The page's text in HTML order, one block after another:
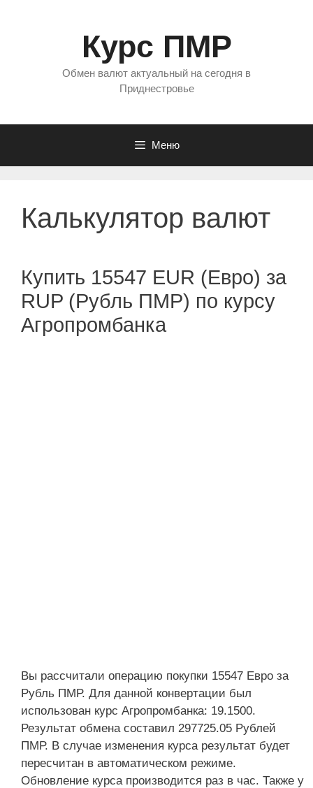
Курс ПМР
Обмен валют актуальный на сегодня в
Приднестровье
Меню
Калькулятор валют
Купить 15547 EUR (Евро) за
RUP (Рубль ПМР) по курсу
Агропромбанка
Вы рассчитали операцию покупки 15547 Евро за
Рубль ПМР. Для данной конвертации был
использован курс Агропромбанка: 19.1500.
Результат обмена составил 297725.05 Рублей
ПМР. В случае изменения курса результат будет
пересчитан в автоматическом режиме.
Обновление курса производится раз в час. Также у